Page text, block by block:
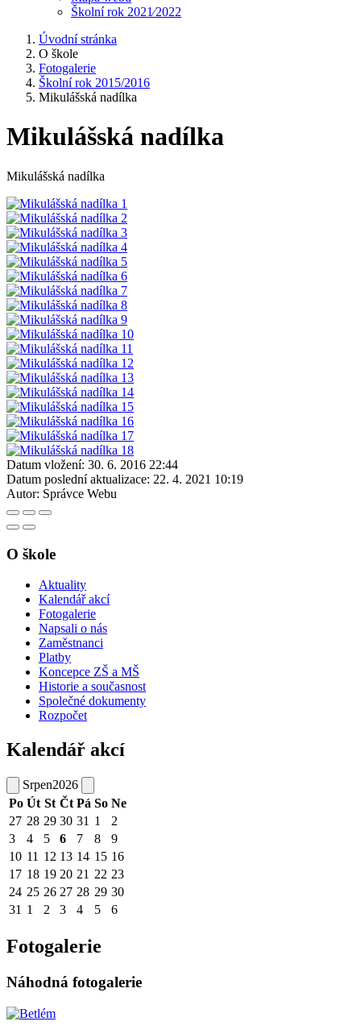
Školní rok 2021⁄2022
Úvodní stránka
O škole
Fotogalerie
Školní rok 2015/2016
Mikulášská nadílka
Mikulášská nadílka
Mikulášská nadílka
Datum vložení: 30. 6. 2016 22:44
Datum poslední aktualizace: 22. 4. 2021 10:19
Autor: Správce Webu
O škole
Aktuality
Kalendář akcí
Fotogalerie
Napsali o nás
Zaměstnanci
Platby
Koncepce ZŠ a MŠ
Historie a současnost
Společné dokumenty
Rozpočet
Kalendář akcí
Srpen2026
Po Út St Čt Pá So Ne
27 28 29 30 31 1
2
3
4 5 6 7 8
9
10 11 12 13 14 15 16
17 18 19 20 21 22 23
24 25 26 27 28 29 30
31 1 2 3 4 5 6
Fotogalerie
Náhodná fotogalerie